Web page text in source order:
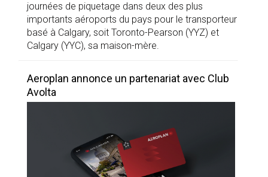
journées de piquetage dans deux des plus
importants aéroports du pays pour le transporteur
basé à Calgary, soit Toronto-Pearson (YYZ) et
Calgary (YYC), sa maison-mère.
Aeroplan annonce un partenariat avec Club
Avolta